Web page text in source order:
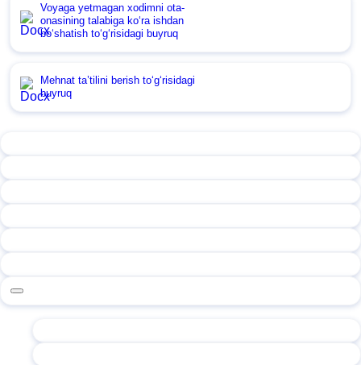
Voyaga yetmagan хodimni ota-
onasining talabiga koʻra ishdan
boʻshatish toʻgʻrisidagi buyruq
Mehnat ta’tilini berish toʻgʻrisidagi
buyruq